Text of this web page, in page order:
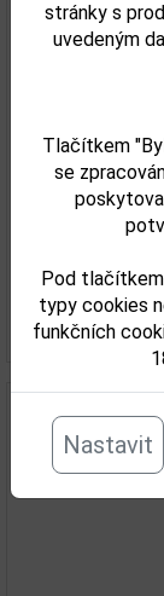
stránky s
uvedeným
Tlačítkem
se
Pod
typy cookies
funkčních
Nastavit